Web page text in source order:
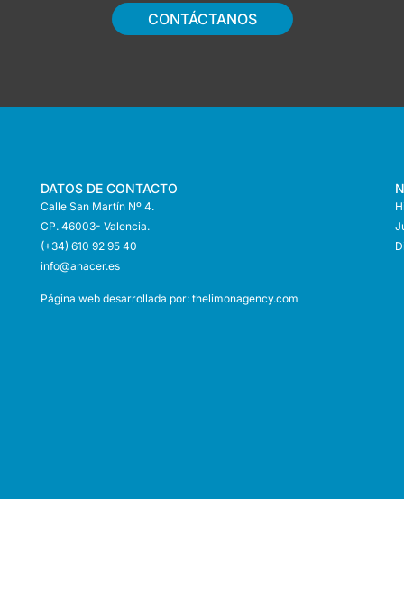
CONTÁCTANOS
DATOS DE CONTACTO
Calle San Martín Nº 4.
CP. 46003- Valencia.
(+34) 610 92 95 40
info@anacer.es
Página web desarrollada por: thelimonagency.com